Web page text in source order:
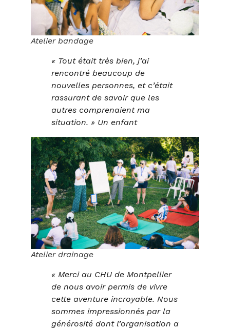
Atelier bandage
« Tout était très bien, j’ai
rencontré beaucoup de
nouvelles personnes, et c’était
rassurant de savoir que les
autres comprenaient ma
situation. » Un enfant
Atelier drainage
« Merci au CHU de Montpellier
de nous avoir permis de vivre
cette aventure incroyable. Nous
sommes impressionnés par la
générosité dont l’organisation a